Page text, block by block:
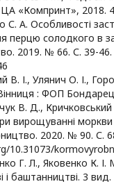
ЦА «Компринт», 2018.
С. А. Особливості
перцю солодкого в
2019. № 66. С. 39-
В. І., Улянич О. І.,
: ФОП
В. Д.,
вирощуванні
2020. № 90. С.
10.31073/
Г. Л., Яковенко К. І.
і баштанництві. 3